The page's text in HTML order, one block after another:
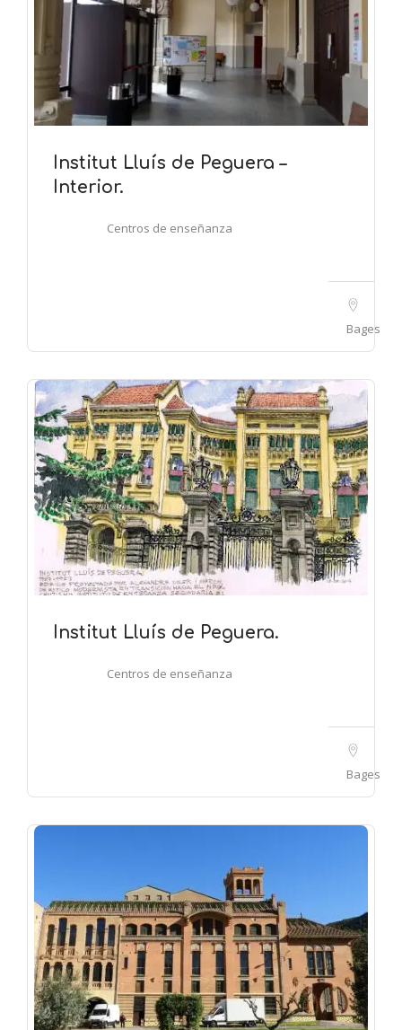
Institut Lluís de Peguera –
Interior.
Centros de enseñanza
Bages
Institut Lluís de Peguera.
Centros de enseñanza
Bages